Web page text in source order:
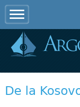
De la